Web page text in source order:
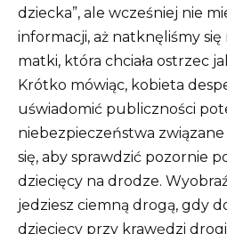
dziecka”, ale wcześniej nie
informacji, aż natknęliśmy
matki, która chciała ostrzec
Krótko mówiąc, kobieta
uświadomić publiczności
niebezpieczeństwa
się, aby sprawdzić pozornie
dziecięcy na drodze.
jedziesz ciemną drogą, gdy
dziecięcy przy krawędzi